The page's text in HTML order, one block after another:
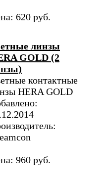
620 руб.
линзы
GOLD (2
контактные
HERA GOLD
960 руб.